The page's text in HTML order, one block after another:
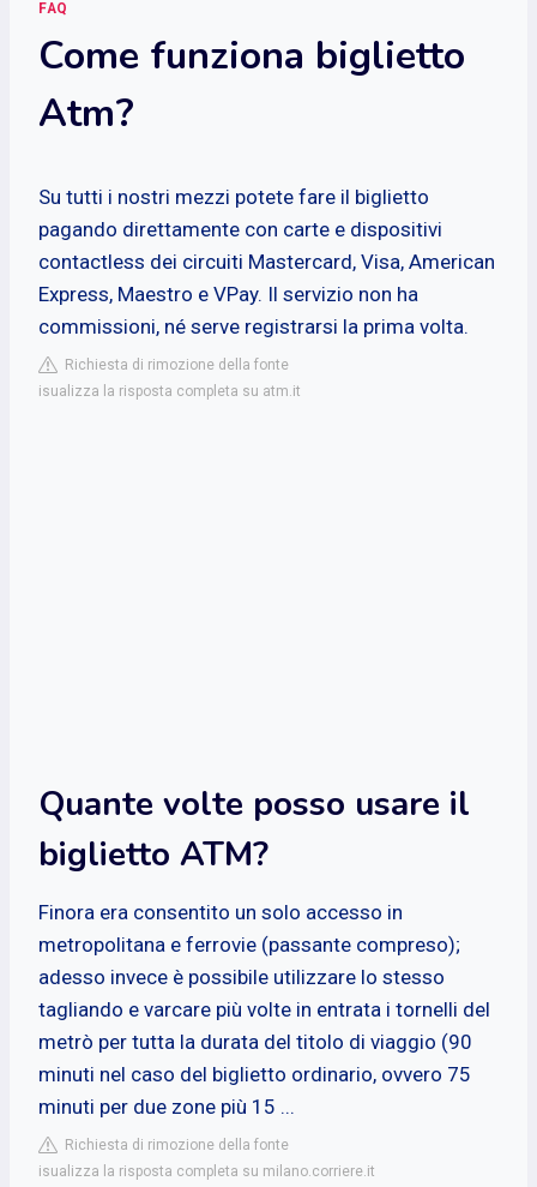
FAQ
Come funziona biglietto
Atm?
Su tutti i nostri mezzi potete fare il biglietto
pagando direttamente con carte e dispositivi
contactless dei circuiti Mastercard, Visa, American
Express, Maestro e VPay. Il servizio non ha
commissioni, né serve registrarsi la prima volta.
Richiesta di rimozione della fonte
isualizza la risposta completa su atm.it
Quante volte posso usare il
biglietto ATM?
Finora era consentito un solo accesso in
metropolitana e ferrovie (passante compreso);
adesso invece è possibile utilizzare lo stesso
tagliando e varcare più volte in entrata i tornelli del
metrò per tutta la durata del titolo di viaggio (90
minuti nel caso del biglietto ordinario, ovvero 75
minuti per due zone più 15 ...
Richiesta di rimozione della fonte
isualizza la risposta completa su milano.corriere.it